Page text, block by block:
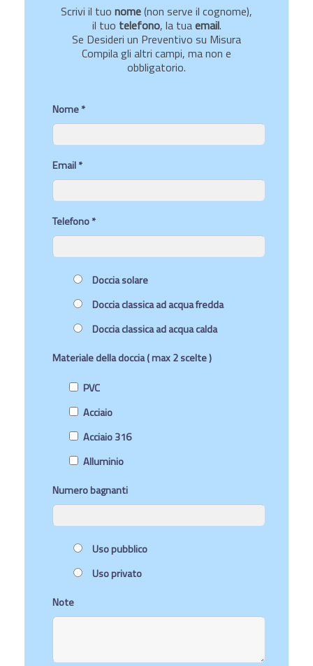
Scrivi il tuo nome(non serve il cognome),
il tuo telefono, la tuaemail.
Se Desideri un Preventivo su Misura
Compila gli altri campi, ma non e
obbligatorio.
Nome *
Email *
Telefono *
Doccia solare
Doccia classica ad acqua fredda
Doccia classica ad acqua calda
Materiale della doccia ( max 2 scelte )
PVC
Acciaio
Acciaio 316
Alluminio
Numero bagnanti
Uso pubblico
Uso privato
Note